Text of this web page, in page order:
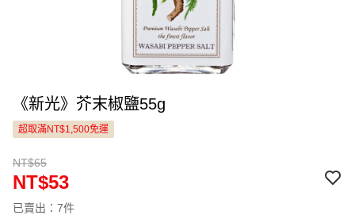
《新光》芥末椒鹽55g
超取滿NT$1,500免運
NT$65
NT$53
已賣出：7件